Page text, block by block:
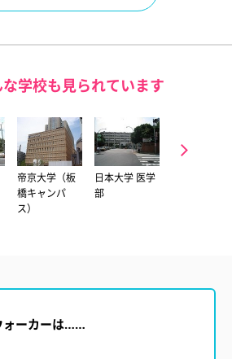
な学校も見られています
帝京大学（板
橋キャンパ
ス）
日本大学 医学
部
ォーカーは……